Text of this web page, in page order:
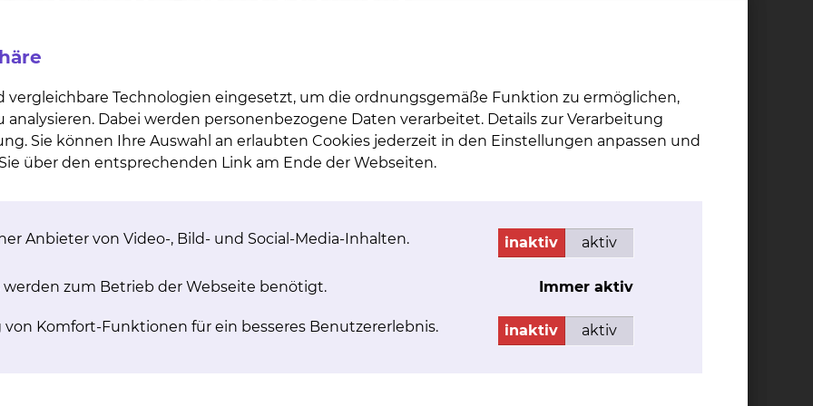
anerkannten Experten, unter anderem von
Marsden London, Karolinska Stockholm und
gestaltet haben.
die zumeist noch neben der täglichen
erfolgt meist an den Wochenenden und
berichtet Prof. Dr. Wiggermann. „Aber wir
unumgänglich.”
Braunschweig:
vergleichbare Technologien eingesetzt, um die ordnungsgemäße Funktion zu ermöglichen,
Dabei werden personenbezogene Daten verarbeitet. Details zur Verarbeitung
Sie können Ihre Auswahl an erlaubten Cookies jederzeit in den Einstellungen anpassen und
über den entsprechenden Link am Ende der Webseiten.
Anbieter von Video-, Bild- und Social-Media-Inhalten. inaktiv aktiv
werden zum Betrieb der Webseite benötigt. Immer aktiv
Komfort-Funktionen für ein besseres Benutzererlebnis. inaktiv aktiv